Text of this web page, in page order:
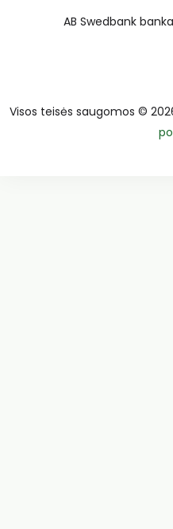
AB Swedbank
Visos teisės saugomos ©